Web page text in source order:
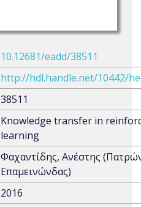
10.12681/eadd/38511
http://hdl.handle.net/10442/
38511
Knowledge transfer in
learning
Φαχαντίδης, Ανέστης
Επαμεινώνδας)
2016